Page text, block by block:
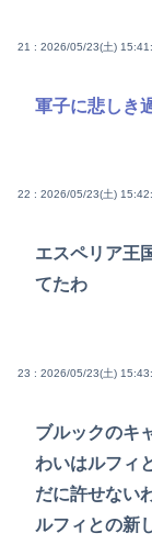
21 : 2026/05/23(土)
軍子に悲しき
22 : 2026/05/23(土)
エスペリア王
てたわ
23 : 2026/05/23(土)
ブルックのキ
わいはルフィ
だに許せない
ルフィとの新